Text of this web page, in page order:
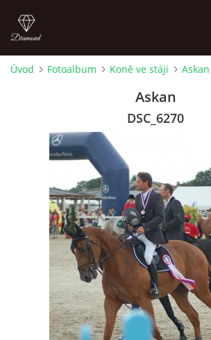
JEŽDĚNÍ PRO VEŘEJNOST
FOTOALBUM
Úvod Fotoalbum Koně ve stáji Askan
Askan
DSC_6270